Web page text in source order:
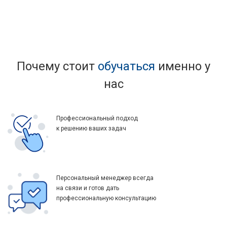
Почему стоит обучаться именно у
нас
Профессиональный подход
к решению ваших задач
Персональный менеджер всегда
на связи и готов дать
профессиональную консультацию